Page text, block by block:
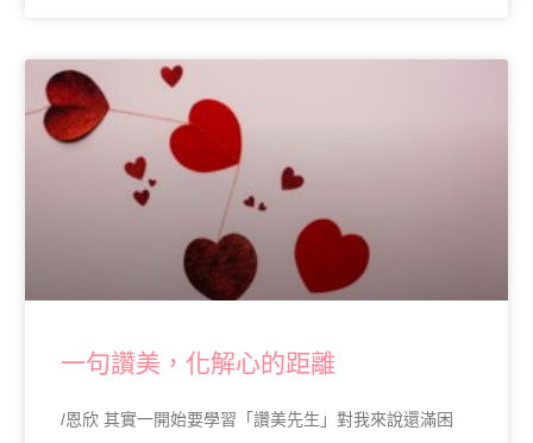
一句讚美，化解心的距離
/恩欣 其實一開始要學習「讚美先生」對我來說還滿困